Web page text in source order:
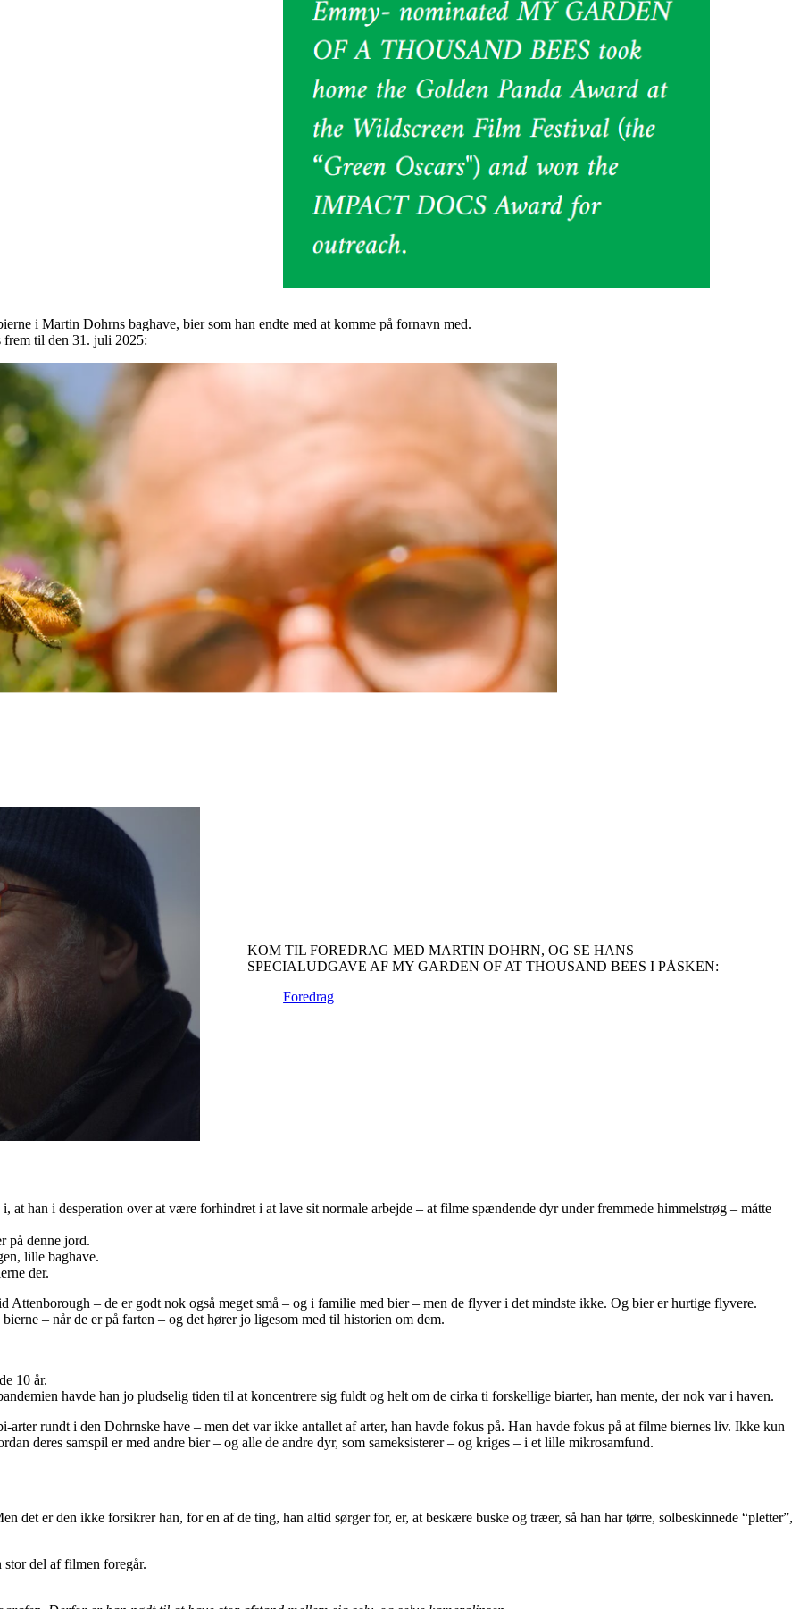
i Martin Dohrns baghave, bier som han endte med at komme på fornavn med.
frem til den 31. juli 2025:
KOM TIL FOREDRAG MED MARTIN DOHRN, OG SE HANS
SPECIALUDGAVE AF MY GARDEN OF AT THOUSAND BEES I PÅSKEN:
Foredrag
han i desperation over at være forhindret i at lave sit normale arbejde – at filme spændende dyr under fremmede himmelstrøg – måtte
på denne jord.
lille baghave.
der.
– de er godt nok også meget små – og i familie med bier – men de flyver i det mindste ikke. Og bier er hurtige flyvere.
– når de er på farten – og det hører jo ligesom med til historien om dem.
10 år.
havde han jo pludselig tiden til at koncentrere sig fuldt og helt om de cirka ti forskellige biarter, han mente, der nok var i haven.
rundt i den Dohrnske have – men det var ikke antallet af arter, han havde fokus på. Han havde fokus på at filme biernes liv. Ikke kun
deres samspil er med andre bier – og alle de andre dyr, som sameksisterer – og kriges – i et lille mikrosamfund.
det er den ikke forsikrer han, for en af de ting, han altid sørger for, er, at beskære buske og træer, så han har tørre, solbeskinnede “pletter”,
stor del af filmen foregår.